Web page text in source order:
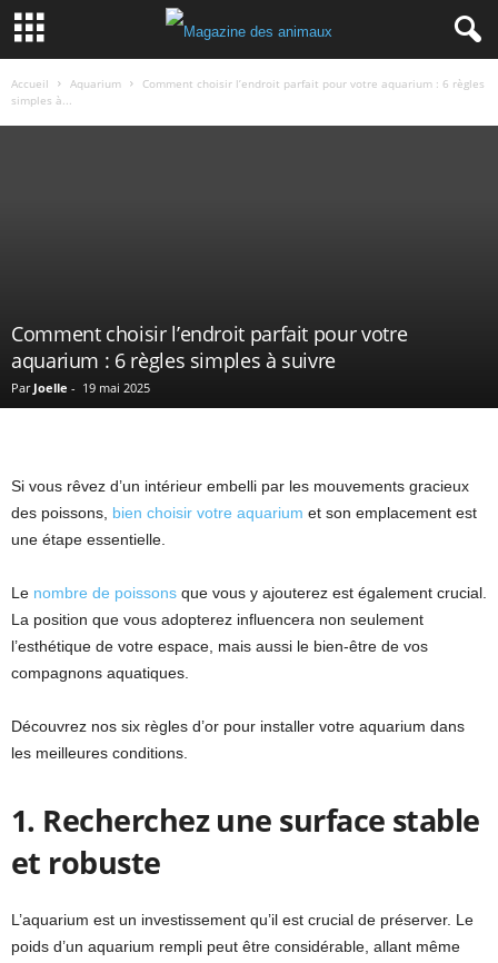
Accueil Aquarium
Comment choisir l’endroit parfait pour votre aquarium : 6 règles
simples à...
Comment choisir l’endroit parfait pour votre
aquarium : 6 règles simples à suivre
Par Joelle - 19 mai 2025
Si vous rêvez d’un intérieur embelli par les mouvements gracieux
des poissons, bien choisir votre aquarium et son emplacement est
une étape essentielle.
Le nombre de poissons que vous y ajouterez est également crucial.
La position que vous adopterez influencera non seulement
l’esthétique de votre espace, mais aussi le bien-être de vos
compagnons aquatiques.
Découvrez nos six règles d’or pour installer votre aquarium dans
les meilleures conditions.
1. Recherchez une surface stable
et robuste
L’aquarium est un investissement qu’il est crucial de préserver. Le
poids d’un aquarium rempli peut être considérable, allant même